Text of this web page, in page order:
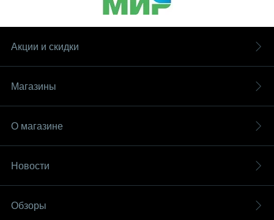
Акции и скидки
Магазины
О магазине
Новости
Обзоры